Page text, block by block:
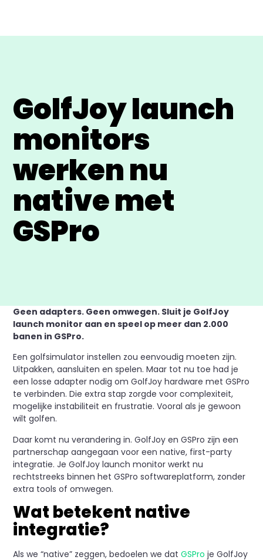
GolfJoy launch
monitors
werken nu
native met
GSPro
Geen adapters. Geen omwegen. Sluit je GolfJoy
launch monitor aan en speel op meer dan 2.000
banen in GSPro.
Een golfsimulator instellen zou eenvoudig moeten zijn.
Uitpakken, aansluiten en spelen. Maar tot nu toe had je
een losse adapter nodig om GolfJoy hardware met GSPro
te verbinden. Die extra stap zorgde voor complexiteit,
mogelijke instabiliteit en frustratie. Vooral als je gewoon
wilt golfen.
Daar komt nu verandering in. GolfJoy en GSPro zijn een
partnerschap aangegaan voor een native, first-party
integratie. Je GolfJoy launch monitor werkt nu
rechtstreeks binnen het GSPro softwareplatform, zonder
extra tools of omwegen.
Wat betekent native
integratie?
Als we “native” zeggen, bedoelen we datGSPro je GolfJoy